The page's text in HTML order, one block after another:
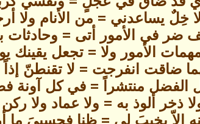
لا خِلٌ يساعدني = من الأنام ولا
في الأمور أتى = وحادثات
الأمور ولا = تجعل يقينك
ضاقت انفرجت = لا تقنطنّ
الفضل منتشراً = في كل آونة
ذخر ألوذ به = ولا عماد ولا
الاّ يخيبَ لي = ظنا فحسبيَ ما